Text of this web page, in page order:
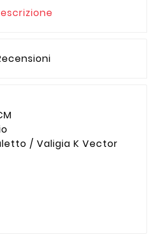
/ Valigia K Vector